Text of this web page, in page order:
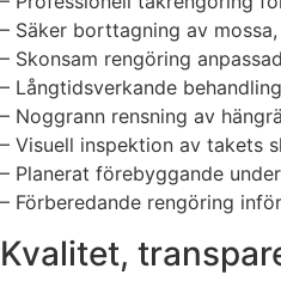
– Säker borttagning av
– Skonsam rengöring
– Långtidsverkande
– Noggrann rensning av
– Visuell inspektion av takets
– Planerat förebyggande
– Förberedande rengöring
Kvalitet,